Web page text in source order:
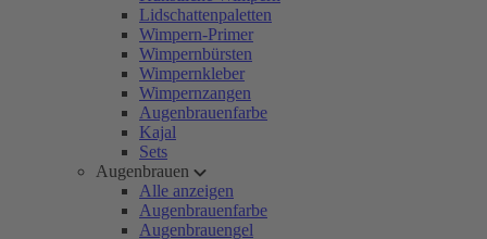
Lidschattenpaletten
Wimpern-Primer
Wimpernbürsten
Wimpernkleber
Wimpernzangen
Augenbrauenfarbe
Kajal
Sets
Augenbrauen
Alle anzeigen
Augenbrauenfarbe
Augenbrauengel